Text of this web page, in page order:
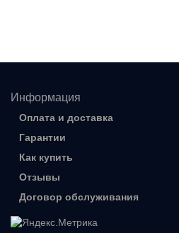
Информация
Оплата и доставка
Гарантии
Как купить
Отзывы
Договор обслуживания